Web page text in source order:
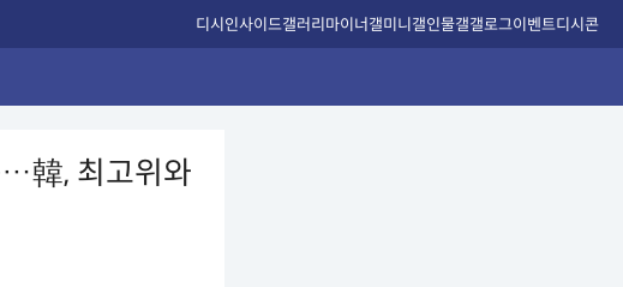
디시인사이드갤러리마이너갤미니갤인물갤갤로그이벤트디시콘
…韓, 최고위와